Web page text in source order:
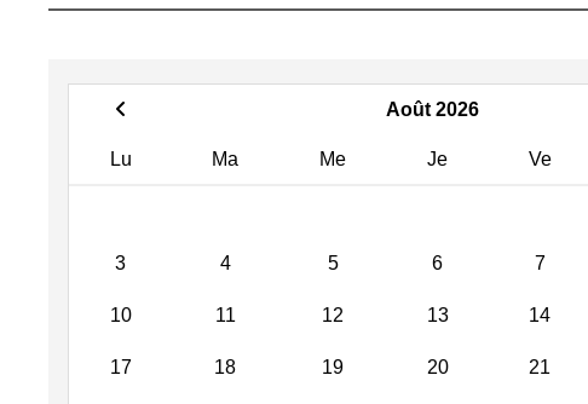
Août 2026
Lu Ma Me Je Ve
3 4 5 6 7
10 11 12 13 14
17 18 19 20 21